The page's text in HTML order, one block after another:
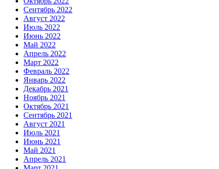
Сентябрь 2022
Август 2022
Июль 2022
Июнь 2022
Май 2022
Апрель 2022
Март 2022
Февраль 2022
Январь 2022
Декабрь 2021
Ноябрь 2021
Октябрь 2021
Сентябрь 2021
Август 2021
Июль 2021
Июнь 2021
Май 2021
Апрель 2021